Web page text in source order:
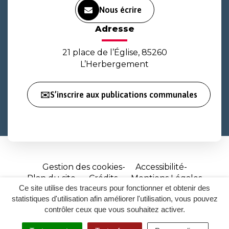
Ce site utilise des traceurs pour fonctionner et obtenir des
statistiques d'utilisation afin améliorer l'utilisation, vous pouvez
contrôler ceux que vous souhaitez activer.
Nous écrire
Adresse
21 place de l’Église, 85260
L’Herbergement
✉️S’inscrire aux publications communales
Gestion des cookies
Accessibilité
Plan du site
Crédits
Mentions Légales
Site
réalisé
par